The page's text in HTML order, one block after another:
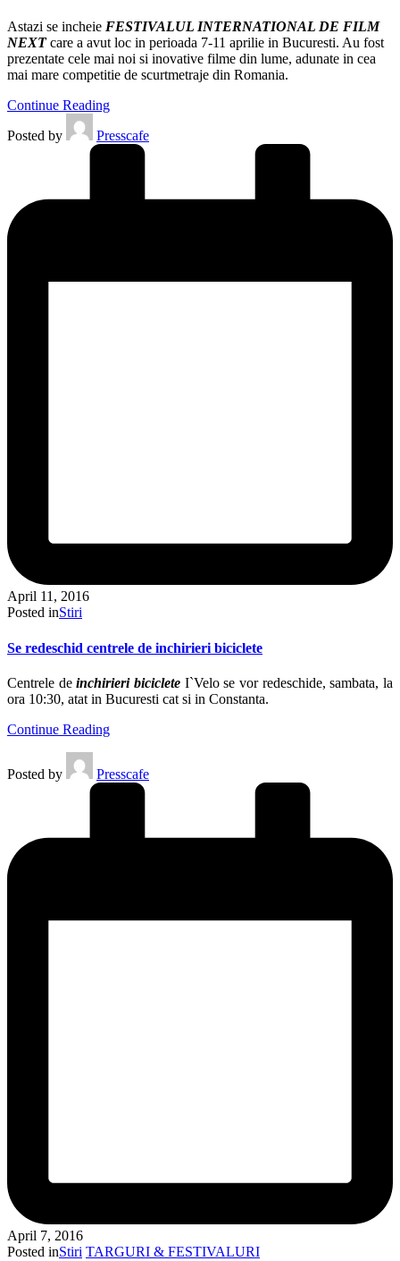
Astazi se incheie FESTIVALUL INTERNATIONAL DE FILM
NEXTcare a avut loc in perioada 7-11 aprilie in Bucuresti. Au fost
prezentate cele mai noi si inovative filme din lume, adunate in cea
mai mare competitie de scurtmetraje din Romania.
Continue Reading
Posted by
Presscafe
April 11, 2016
Posted inStiri
Se redeschid centrele de inchirieri biciclete
Centrele deinchirieri biciclete I`Velo se vor redeschide, sambata, la
ora 10:30, atat in Bucuresti cat si in Constanta.
Continue Reading
Posted by Presscafe
April 7, 2016
Posted inStiri TARGURI & FESTIVALURI